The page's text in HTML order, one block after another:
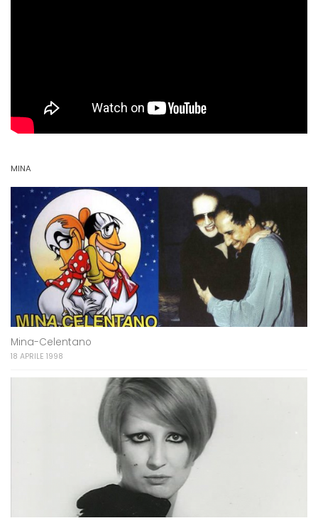
MINA
Mina-Celentano
18 APRILE 1998